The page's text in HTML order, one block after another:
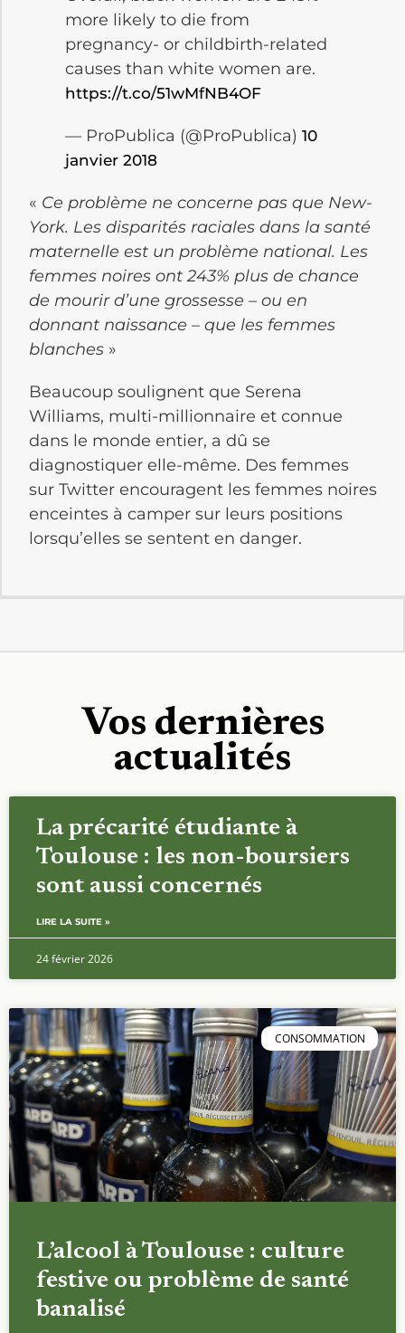
more likely to die from
pregnancy- or childbirth-related
causes than white women are.
https://t.co/51wMfNB4OF
— ProPublica (@ProPublica) 10
janvier 2018
« Ce problème ne concerne pas que New-
York. Les disparités raciales dans la santé
maternelle est un problème national. Les
femmes noires ont 243% plus de chance
de mourir d’une grossesse – ou en
donnant naissance – que les femmes
blanches »
Beaucoup soulignent que Serena
Williams, multi-millionnaire et connue
dans le monde entier, a dû se
diagnostiquer elle-même. Des femmes
sur Twitter encouragent les femmes noires
enceintes à camper sur leurs positions
lorsqu’elles se sentent en danger.
Vos dernières
actualités
La précarité étudiante à
Toulouse : les non-boursiers
sont aussi concernés
LIRE LA SUITE »
24 février 2026
CONSOMMATION
L’alcool à Toulouse : culture
festive ou problème de santé
banalisé